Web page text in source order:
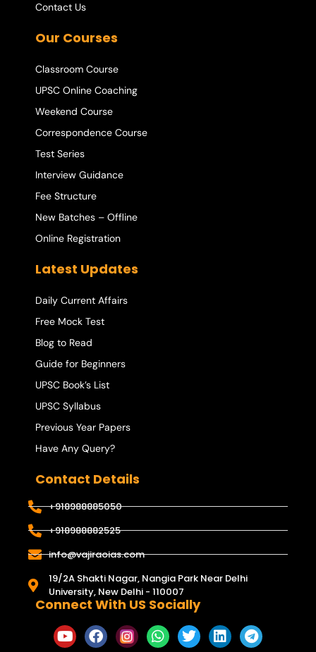
Contact Us
Our Courses
Classroom Course
UPSC Online Coaching
Weekend Course
Correspondence Course
Test Series
Interview Guidance
Fee Structure
New Batches – Offline
Online Registration
Latest Updates
Daily Current Affairs
Free Mock Test
Blog to Read
Guide for Beginners
UPSC Book’s List
UPSC Syllabus
Previous Year Papers
Have Any Query?
Contact Details
+918988885050
+918988882525
info@vajiraoias.com
19/2A Shakti Nagar, Nangia Park Near Delhi
University, New Delhi - 110007
Connect With US Socially